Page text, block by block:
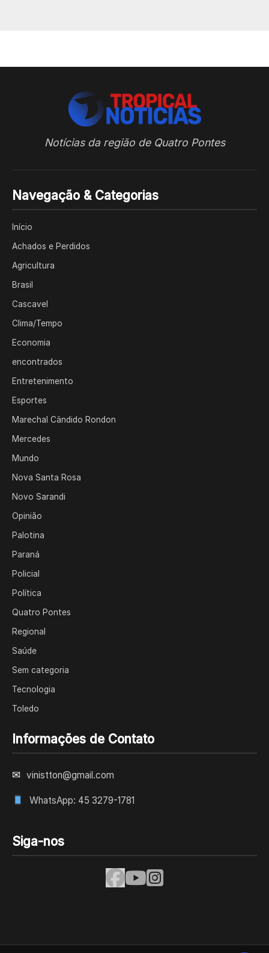
Notícias da região de Quatro Pontes
Navegação & Categorias
Início
Achados e Perdidos
Agricultura
Brasil
Cascavel
Clima/Tempo
Economia
encontrados
Entretenimento
Esportes
Marechal Cândido Rondon
Mercedes
Mundo
Nova Santa Rosa
Novo Sarandi
Opinião
Palotina
Paraná
Policial
Política
Quatro Pontes
Regional
Saúde
Sem categoria
Tecnologia
Toledo
Informações de Contato
✉ vinistton@gmail.com
WhatsApp: 45 3279-1781
Siga-nos